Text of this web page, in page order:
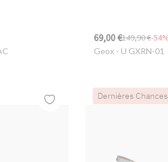
69,00 €149,90 €-
Geox- U GXRN-01
Dernières Chances